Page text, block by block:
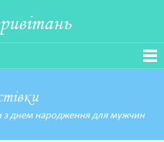
з днем народження для мужчин